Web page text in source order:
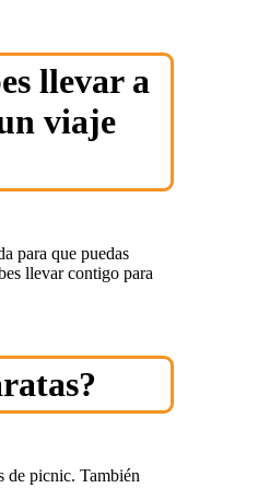
llevar a
viaje
para que puedas
llevar contigo para
de picnic. También